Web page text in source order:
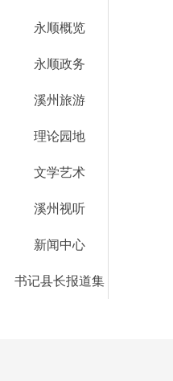
永顺概览
永顺政务
溪州旅游
理论园地
文学艺术
溪州视听
新闻中心
书记县长报道集